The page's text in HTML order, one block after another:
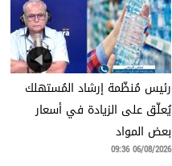
رئيس مُنظّمة إرشاد المُستهلك
يُعلّق على الزيادة في أسعار
بعض المواد
06/08/2026 09:36